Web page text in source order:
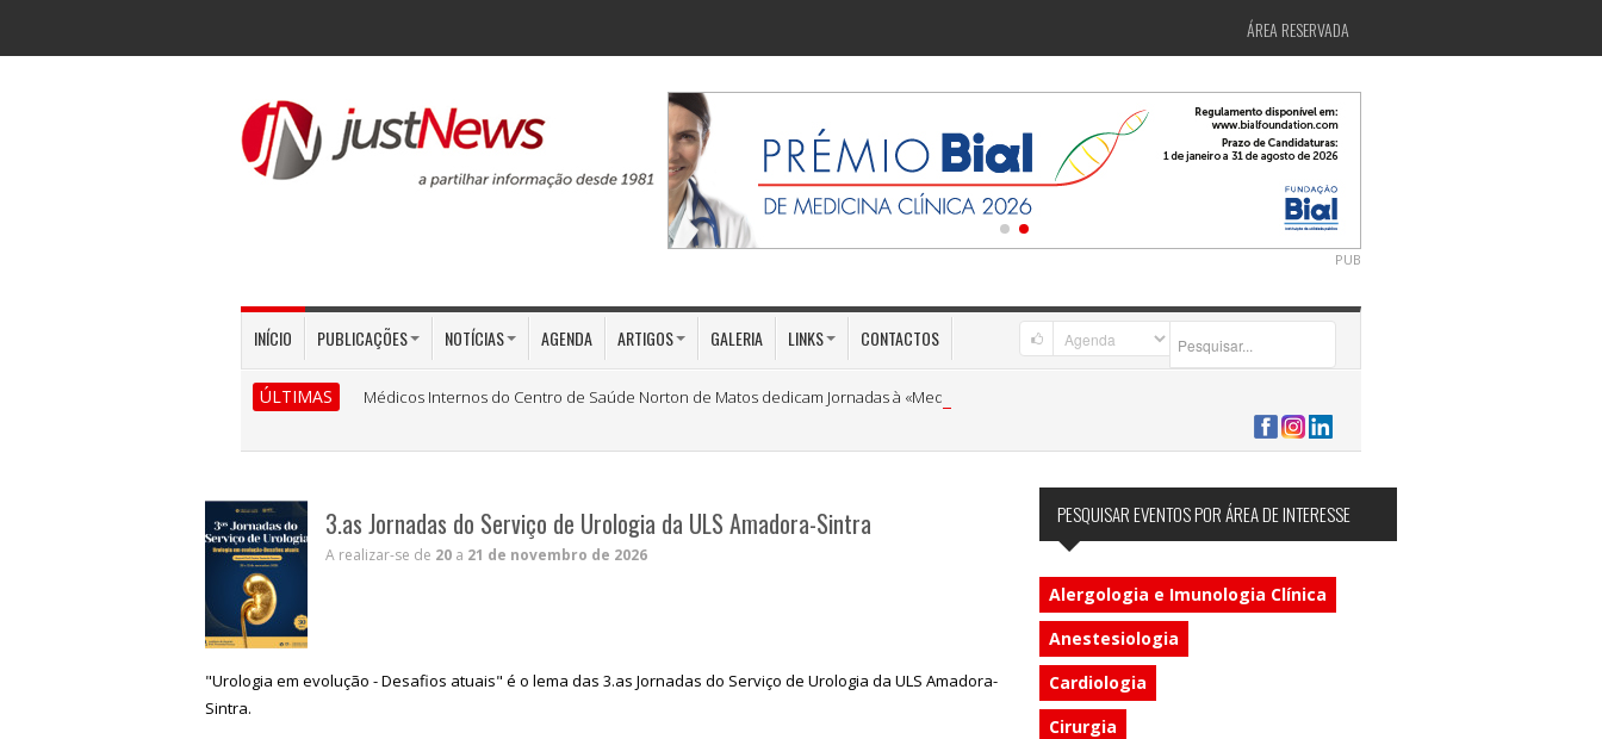
ÁREA RESERVADA
PUB
INÍCIO PUBLICAÇÕES NOTÍCIAS AGENDA ARTIGOS GALERIA LINKS CONTACTOS
ÚLTIMAS Médicos Internos do Centro de Saúde Norton de Matos dedicam Jornadas à «Medicina Preventiva»
3.as Jornadas do Serviço de Urologia da ULS Amadora-Sintra
A realizar-se de 20 a 21 de novembro de 2026
"Urologia em evolução - Desafios atuais" é o lema das 3.as Jornadas do Serviço de Urologia da ULS Amadora-
Sintra.
PESQUISAR EVENTOS POR ÁREA DE INTERESSE
Alergologia e Imunologia Clínica
Anestesiologia
Cardiologia
Cirurgia